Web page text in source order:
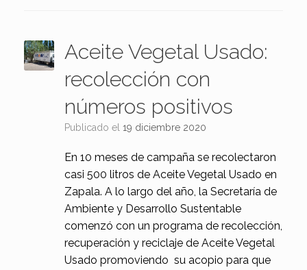
Aceite Vegetal Usado:
recolección con
números positivos
Publicado el 19 diciembre 2020
En 10 meses de campaña se recolectaron
casi 500 litros de Aceite Vegetal Usado en
Zapala. A lo largo del año, la Secretaría de
Ambiente y Desarrollo Sustentable
comenzó con un programa de recolección,
recuperación y reciclaje de Aceite Vegetal
Usado promoviendo su acopio para que